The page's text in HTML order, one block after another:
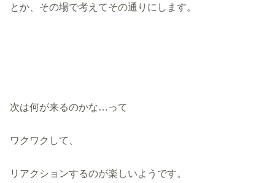
とか、その場で考えてその通りにします。
次は何が来るのかな…って
ワクワクして、
リアクションするのが楽しいようです。